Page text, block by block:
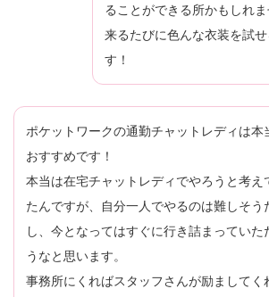
ることができる所かもしれま
来るたびに色んな衣装を試
す！
ポケットワークの通勤チャットレディは本
おすすめです！
本当は在宅チャットレディでやろうと考え
たんですが、自分一人でやるのは難しそう
し、今となってはすぐに行き詰まっていた
うなと思います。
事務所にくればスタッフさんが励ましてく